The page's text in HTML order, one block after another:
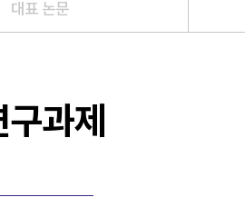
대표 논문
구과제